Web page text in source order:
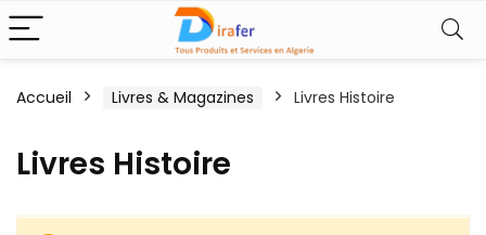
Accueil Livres & Magazines Livres Histoire
Livres Histoire